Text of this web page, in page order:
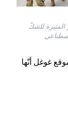
المثيرة للشكّ
غوغل أنّها